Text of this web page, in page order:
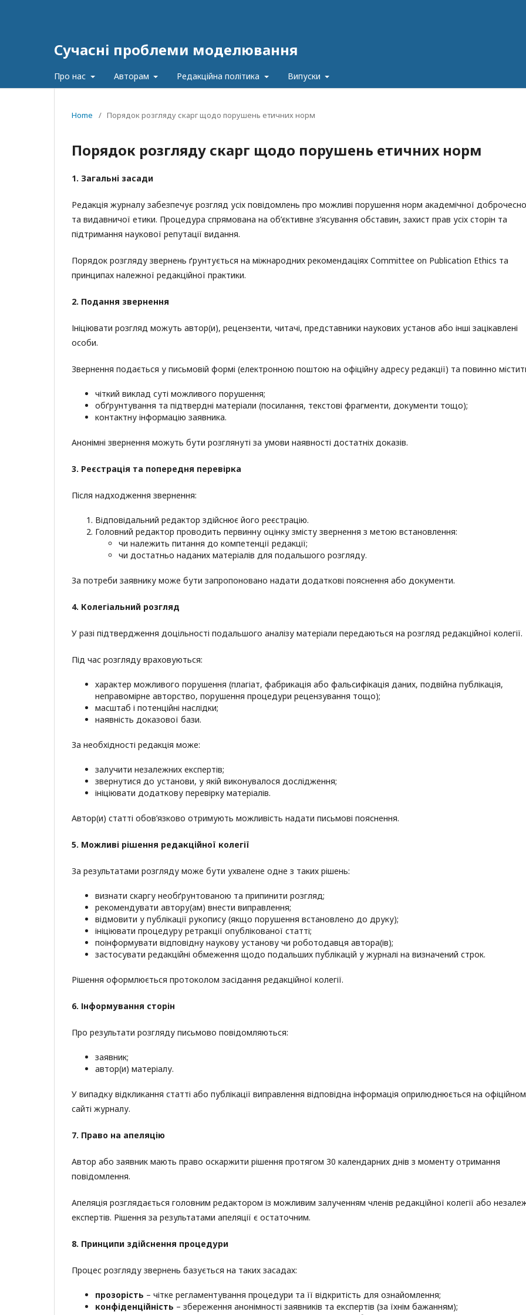
Сучасні проблеми моделювання
Про нас Авторам Редакційна політика Випуски
Home / Порядок розгляду скарг щодо порушень етичних норм
Порядок розгляду скарг щодо порушень етичних норм
1. Загальні засади
Редакція журналу забезпечує розгляд усіх повідомлень про можливі порушення норм академічної
та видавничої етики. Процедура спрямована на об’єктивне з’ясування обставин, захист прав усіх сторін та
підтримання наукової репутації видання.
Порядок розгляду звернень ґрунтується на міжнародних рекомендаціях Committee on Publication Ethics та
принципах належної редакційної практики.
2. Подання звернення
Ініціювати розгляд можуть автор(и), рецензенти, читачі, представники наукових установ або інші зацікавлені
особи.
Звернення подається у письмовій формі (електронною поштою на офіційну адресу редакції) та повинно
чіткий виклад суті можливого порушення;
обґрунтування та підтвердні матеріали (посилання, текстові фрагменти, документи тощо);
контактну інформацію заявника.
Анонімні звернення можуть бути розглянуті за умови наявності достатніх доказів.
3. Реєстрація та попередня перевірка
Після надходження звернення:
Відповідальний редактор здійснює його реєстрацію.
Головний редактор проводить первинну оцінку змісту звернення з метою встановлення:
чи належить питання до компетенції редакції;
чи достатньо наданих матеріалів для подальшого розгляду.
За потреби заявнику може бути запропоновано надати додаткові пояснення або документи.
4. Колегіальний розгляд
У разі підтвердження доцільності подальшого аналізу матеріали передаються на розгляд редакційної колегії.
Під час розгляду враховуються:
характер можливого порушення (плагіат, фабрикація або фальсифікація даних, подвійна публікація,
неправомірне авторство, порушення процедури рецензування тощо);
масштаб і потенційні наслідки;
наявність доказової бази.
За необхідності редакція може:
залучити незалежних експертів;
звернутися до установи, у якій виконувалося дослідження;
ініціювати додаткову перевірку матеріалів.
Автор(и) статті обов’язково отримують можливість надати письмові пояснення.
5. Можливі рішення редакційної колегії
За результатами розгляду може бути ухвалене одне з таких рішень:
визнати скаргу необґрунтованою та припинити розгляд;
рекомендувати автору(ам) внести виправлення;
відмовити у публікації рукопису (якщо порушення встановлено до друку);
ініціювати процедуру ретракції опублікованої статті;
поінформувати відповідну наукову установу чи роботодавця автора(ів);
застосувати редакційні обмеження щодо подальших публікацій у журналі на визначений строк.
Рішення оформлюється протоколом засідання редакційної колегії.
6. Інформування сторін
Про результати розгляду письмово повідомляються:
заявник;
автор(и) матеріалу.
У випадку відкликання статті або публікації виправлення відповідна інформація оприлюднюється на
сайті журналу.
7. Право на апеляцію
Автор або заявник мають право оскаржити рішення протягом 30 календарних днів з моменту отримання
повідомлення.
Апеляція розглядається головним редактором із можливим залученням членів редакційної колегії або
експертів. Рішення за результатами апеляції є остаточним.
8. Принципи здійснення процедури
Процес розгляду звернень базується на таких засадах:
прозорість – чітке регламентування процедури та її відкритість для ознайомлення;
конфіденційність – збереження анонімності заявників та експертів (за їхнім бажанням);